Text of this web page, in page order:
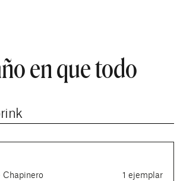
en que todo
Chapinero 1 ejemplar